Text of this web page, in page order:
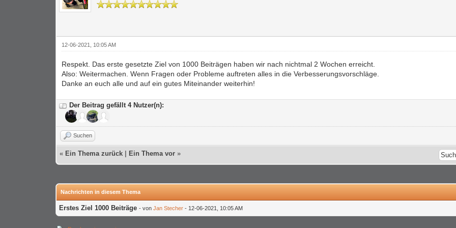
12-06-2021, 10:05 AM
Respekt. Das erste gesetzte Ziel von 1000 Beiträgen haben wir nach nichtmal 2 Wochen erreicht.
Also: Weitermachen. Wenn Fragen oder Probleme auftreten alles in die Verbesserungsvorschläge.
Danke an euch alle und auf ein gutes Miteinander weiterhin!
Der Beitrag gefällt 4 Nutzer(n):
Suchen
« Ein Thema zurück Ein Thema vor »
Nachrichten in diesem Thema
Erstes Ziel 1000 Beiträge - vonJan Stecher - 12-06-2021, 10:05 AM